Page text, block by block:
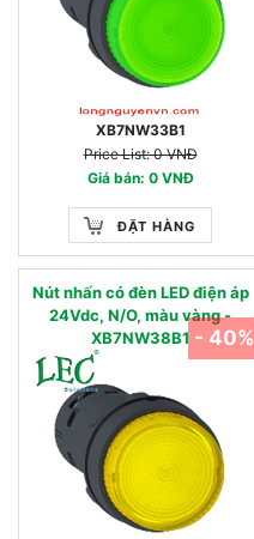
XB7NW33B1
Price List: 0 VNĐ
Giá bán: 0 VNĐ
ĐẶT HÀNG
Nút nhấn có đèn LED điện áp
24Vdc, N/O, màu vàng -
XB7NW38B1 - 40%